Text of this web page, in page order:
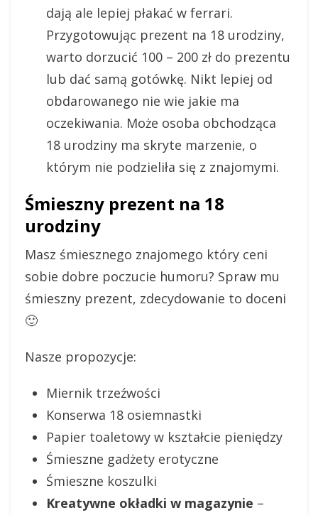
dają ale lepiej płakać w ferrari.
Przygotowując prezent na 18 urodziny,
warto dorzucić 100 – 200 zł do prezentu
lub dać samą gotówkę. Nikt lepiej od
obdarowanego nie wie jakie ma
oczekiwania. Może osoba obchodząca
18 urodziny ma skryte marzenie, o
którym nie podzieliła się z znajomymi.
Śmieszny prezent na 18
urodziny
Masz śmiesznego znajomego który ceni
sobie dobre poczucie humoru? Spraw mu
śmieszny prezent, zdecydowanie to doceni
🙂
Nasze propozycje:
Miernik trzeźwości
Konserwa 18 osiemnastki
Papier toaletowy w kształcie pieniędzy
Śmieszne gadżety erotyczne
Śmieszne koszulki
Kreatywne okładki w magazynie –